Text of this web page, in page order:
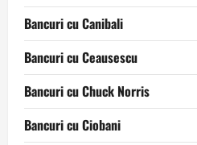
Bancuri cu Canibali
Bancuri cu Ceausescu
Bancuri cu Chuck Norris
Bancuri cu Ciobani